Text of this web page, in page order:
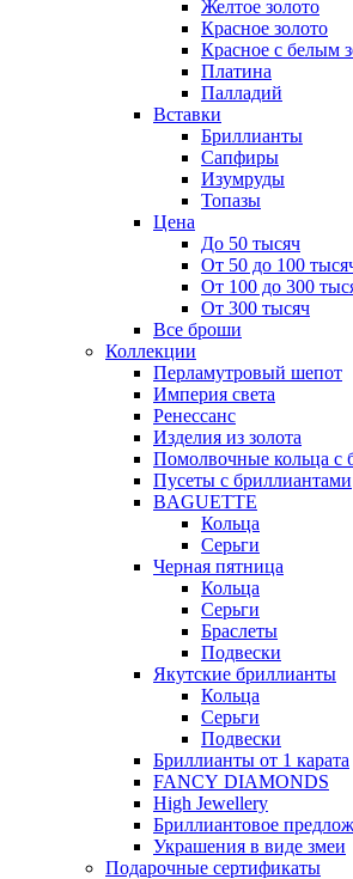
Желтое золото
Красное золото
Красное с белым
Платина
Палладий
Вставки
Бриллианты
Сапфиры
Изумруды
Топазы
Цена
До 50 тысяч
От 50 до 100
От 100 до 300
От 300 тысяч
Все броши
Коллекции
Перламутровый шепот
Империя света
Ренессанс
Изделия из золота
Помолвочные кольца с
Пусеты с бриллиантами
BAGUETTE
Кольца
Серьги
Черная пятница
Кольца
Серьги
Браслеты
Подвески
Якутские бриллианты
Кольца
Серьги
Подвески
Бриллианты от 1 карата
FANCY DIAMONDS
High Jewellery
Бриллиантовое
Украшения в виде змеи
Подарочные сертификаты